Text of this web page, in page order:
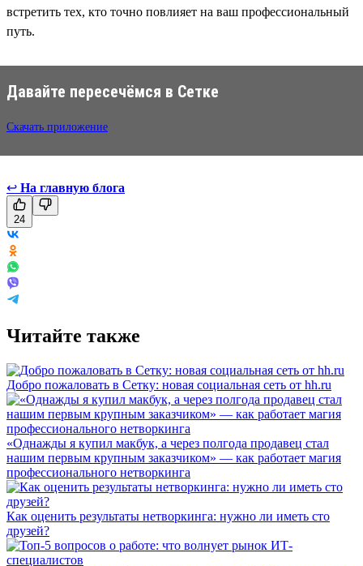
встретить тех, кто точно повлияет на ваш профессиональный
путь.
Давайте пересечёмся в Сетке
Скачать приложение
↩ На главную блога
24
Читайте также
Добро пожаловать в Сетку: новая социальная сеть от hh.ru
«Однажды я купил макбук, а через полгода продавец стал
нашим первым крупным заказчиком» — как работает магия
профессионального нетворкинга
Как оценить результаты нетворкинга: нужно ли иметь сто
друзей?